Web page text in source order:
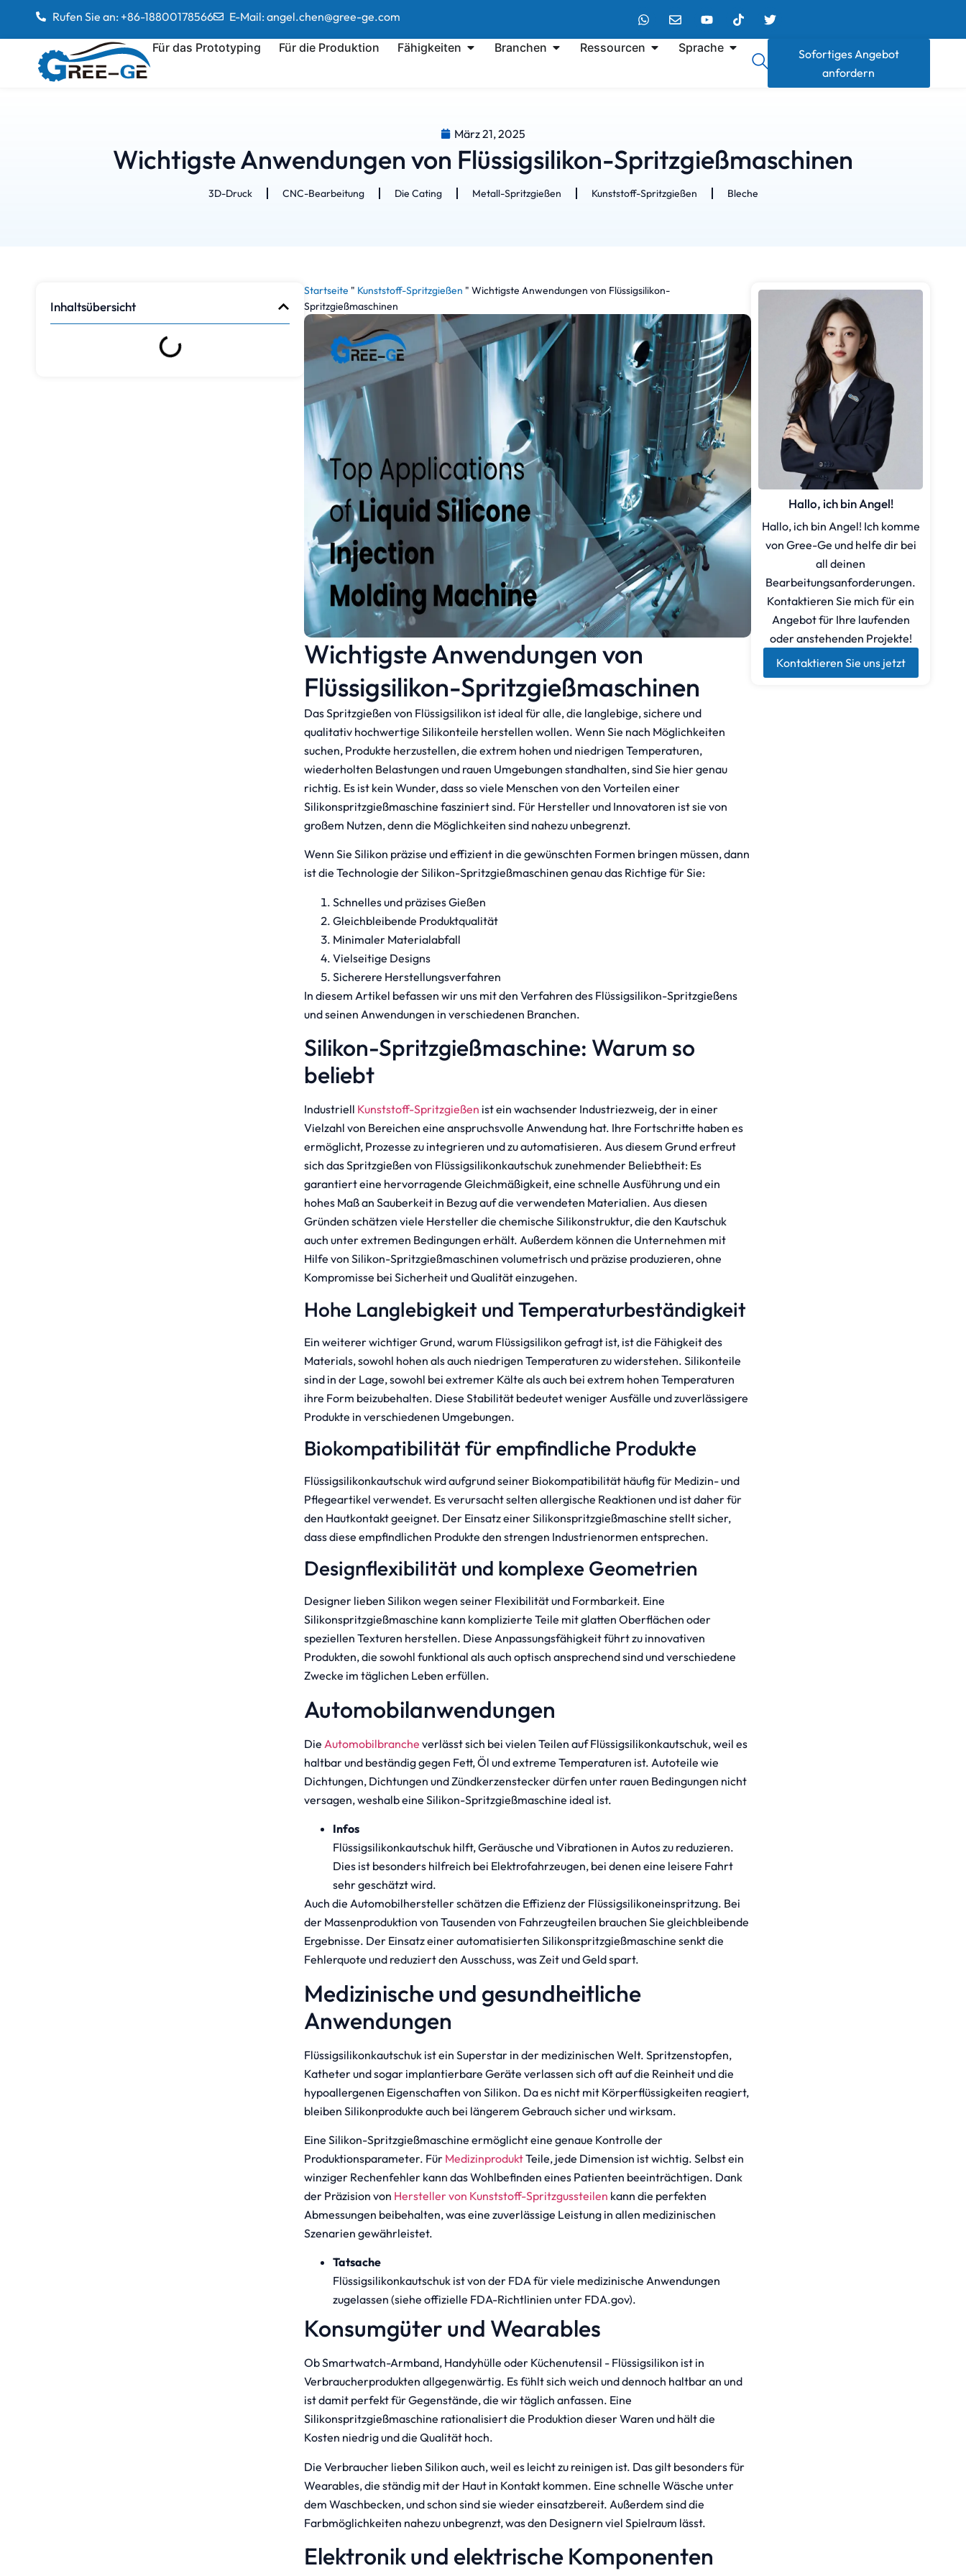
Rufen Sie an: +86-18800178566 E-Mail: angel.chen@gree-ge.com
Für das Prototyping Für die Produktion Fähigkeiten Branchen Ressourcen Sprache
Sofortiges Angebot
anfordern
März 21, 2025
Wichtigste Anwendungen von Flüssigsilikon-Spritzgießmaschinen
3D-Druck CNC-Bearbeitung Die Cating Metall-Spritzgießen Kunststoff-Spritzgießen Bleche
Inhaltsübersicht
Startseite " Kunststoff-Spritzgießen "Wichtigste Anwendungen von Flüssigsilikon-
Spritzgießmaschinen
Wichtigste Anwendungen von
Flüssigsilikon-Spritzgießmaschinen
Das Spritzgießen von Flüssigsilikon ist ideal für alle, die langlebige, sichere und
qualitativ hochwertige Silikonteile herstellen wollen. Wenn Sie nach Möglichkeiten
suchen, Produkte herzustellen, die extrem hohen und niedrigen Temperaturen,
wiederholten Belastungen und rauen Umgebungen standhalten, sind Sie hier genau
richtig. Es ist kein Wunder, dass so viele Menschen von den Vorteilen einer
Silikonspritzgießmaschine fasziniert sind. Für Hersteller und Innovatoren ist sie von
großem Nutzen, denn die Möglichkeiten sind nahezu unbegrenzt.
Wenn Sie Silikon präzise und effizient in die gewünschten Formen bringen müssen, dann
ist die Technologie der Silikon-Spritzgießmaschinen genau das Richtige für Sie:
Schnelles und präzises Gießen
Gleichbleibende Produktqualität
Minimaler Materialabfall
Vielseitige Designs
Sicherere Herstellungsverfahren
In diesem Artikel befassen wir uns mit den Verfahren des Flüssigsilikon-Spritzgießens
und seinen Anwendungen in verschiedenen Branchen.
Silikon-Spritzgießmaschine: Warum so
beliebt
Industriell Kunststoff-Spritzgießen ist ein wachsender Industriezweig, der in einer
Vielzahl von Bereichen eine anspruchsvolle Anwendung hat. Ihre Fortschritte haben es
ermöglicht, Prozesse zu integrieren und zu automatisieren. Aus diesem Grund erfreut
sich das Spritzgießen von Flüssigsilikonkautschuk zunehmender Beliebtheit: Es
garantiert eine hervorragende Gleichmäßigkeit, eine schnelle Ausführung und ein
hohes Maß an Sauberkeit in Bezug auf die verwendeten Materialien. Aus diesen
Gründen schätzen viele Hersteller die chemische Silikonstruktur, die den Kautschuk
auch unter extremen Bedingungen erhält. Außerdem können die Unternehmen mit
Hilfe von Silikon-Spritzgießmaschinen volumetrisch und präzise produzieren, ohne
Kompromisse bei Sicherheit und Qualität einzugehen.
Hohe Langlebigkeit und Temperaturbeständigkeit
Ein weiterer wichtiger Grund, warum Flüssigsilikon gefragt ist, ist die Fähigkeit des
Materials, sowohl hohen als auch niedrigen Temperaturen zu widerstehen. Silikonteile
sind in der Lage, sowohl bei extremer Kälte als auch bei extrem hohen Temperaturen
ihre Form beizubehalten. Diese Stabilität bedeutet weniger Ausfälle und zuverlässigere
Produkte in verschiedenen Umgebungen.
Biokompatibilität für empfindliche Produkte
Flüssigsilikonkautschuk wird aufgrund seiner Biokompatibilität häufig für Medizin- und
Pflegeartikel verwendet. Es verursacht selten allergische Reaktionen und ist daher für
den Hautkontakt geeignet. Der Einsatz einer Silikonspritzgießmaschine stellt sicher,
dass diese empfindlichen Produkte den strengen Industrienormen entsprechen.
Designflexibilität und komplexe Geometrien
Designer lieben Silikon wegen seiner Flexibilität und Formbarkeit. Eine
Silikonspritzgießmaschine kann komplizierte Teile mit glatten Oberflächen oder
speziellen Texturen herstellen. Diese Anpassungsfähigkeit führt zu innovativen
Produkten, die sowohl funktional als auch optisch ansprechend sind und verschiedene
Zwecke im täglichen Leben erfüllen.
Automobilanwendungen
Die Automobilbranche verlässt sich bei vielen Teilen auf Flüssigsilikonkautschuk, weil es
haltbar und beständig gegen Fett, Öl und extreme Temperaturen ist. Autoteile wie
Dichtungen, Dichtungen und Zündkerzenstecker dürfen unter rauen Bedingungen nicht
versagen, weshalb eine Silikon-Spritzgießmaschine ideal ist.
Infos
Flüssigsilikonkautschuk hilft, Geräusche und Vibrationen in Autos zu reduzieren.
Dies ist besonders hilfreich bei Elektrofahrzeugen, bei denen eine leisere Fahrt
sehr geschätzt wird.
Auch die Automobilhersteller schätzen die Effizienz der Flüssigsilikoneinspritzung. Bei
der Massenproduktion von Tausenden von Fahrzeugteilen brauchen Sie gleichbleibende
Ergebnisse. Der Einsatz einer automatisierten Silikonspritzgießmaschine senkt die
Fehlerquote und reduziert den Ausschuss, was Zeit und Geld spart.
Medizinische und gesundheitliche
Anwendungen
Flüssigsilikonkautschuk ist ein Superstar in der medizinischen Welt. Spritzenstopfen,
Katheter und sogar implantierbare Geräte verlassen sich oft auf die Reinheit und die
hypoallergenen Eigenschaften von Silikon. Da es nicht mit Körperflüssigkeiten reagiert,
bleiben Silikonprodukte auch bei längerem Gebrauch sicher und wirksam.
Eine Silikon-Spritzgießmaschine ermöglicht eine genaue Kontrolle der
Produktionsparameter. Für MedizinproduktTeile, jede Dimension ist wichtig. Selbst ein
winziger Rechenfehler kann das Wohlbefinden eines Patienten beeinträchtigen. Dank
der Präzision von Hersteller von Kunststoff-Spritzgussteilen kann die perfekten
Abmessungen beibehalten, was eine zuverlässige Leistung in allen medizinischen
Szenarien gewährleistet.
Tatsache
Flüssigsilikonkautschuk ist von der FDA für viele medizinische Anwendungen
zugelassen (siehe offizielle FDA-Richtlinien unter FDA.gov).
Konsumgüter und Wearables
Ob Smartwatch-Armband, Handyhülle oder Küchenutensil - Flüssigsilikon ist in
Verbraucherprodukten allgegenwärtig. Es fühlt sich weich und dennoch haltbar an und
ist damit perfekt für Gegenstände, die wir täglich anfassen. Eine
Silikonspritzgießmaschine rationalisiert die Produktion dieser Waren und hält die
Kosten niedrig und die Qualität hoch.
Die Verbraucher lieben Silikon auch, weil es leicht zu reinigen ist. Das gilt besonders für
Wearables, die ständig mit der Haut in Kontakt kommen. Eine schnelle Wäsche unter
dem Waschbecken, und schon sind sie wieder einsatzbereit. Außerdem sind die
Farbmöglichkeiten nahezu unbegrenzt, was den Designern viel Spielraum lässt.
Elektronik und elektrische Komponenten
Hallo, ich bin Angel!
Hallo, ich bin Angel! Ich komme
von Gree-Ge und helfe dir bei
all deinen
Bearbeitungsanforderungen.
Kontaktieren Sie mich für ein
Angebot für Ihre laufenden
oder anstehenden Projekte!
Kontaktieren Sie uns jetzt